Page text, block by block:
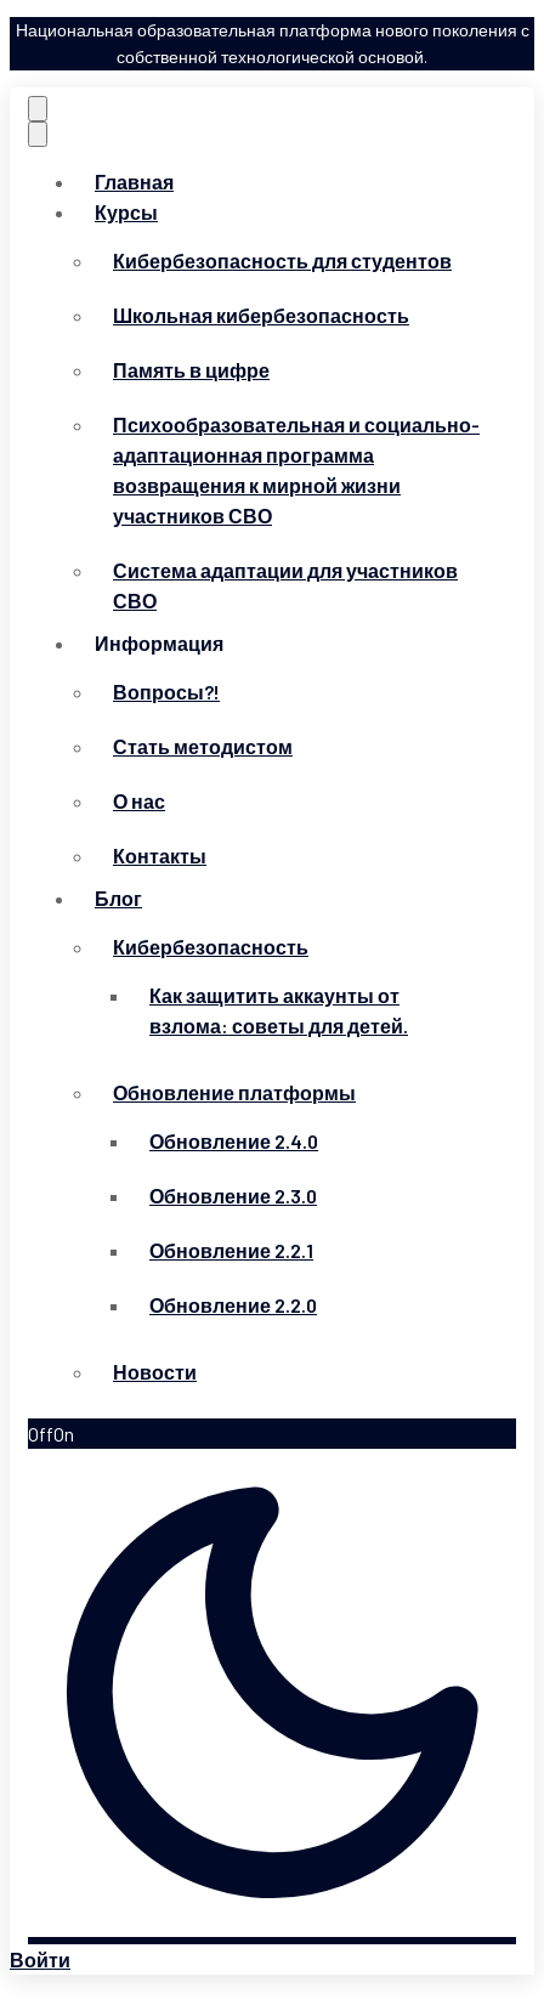
Национальная образовательная платформа нового поколения с
собственной технологической основой.
Главная
Курсы
Кибербезопасность для студентов
Школьная кибербезопасность
Память в цифре
Психообразовательная и социально-
адаптационная программа
возвращения к мирной жизни
участников СВО
Система адаптации для участников
СВО
Информация
Вопросы?!
Стать методистом
О нас
Контакты
Блог
Кибербезопасность
Как защитить аккаунты от
взлома: советы для детей.
Обновление платформы
Обновление 2.4.0
Обновление 2.3.0
Обновление 2.2.1
Обновление 2.2.0
Новости
OffOn
Войти